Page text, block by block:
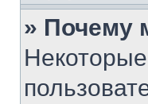
» Почему